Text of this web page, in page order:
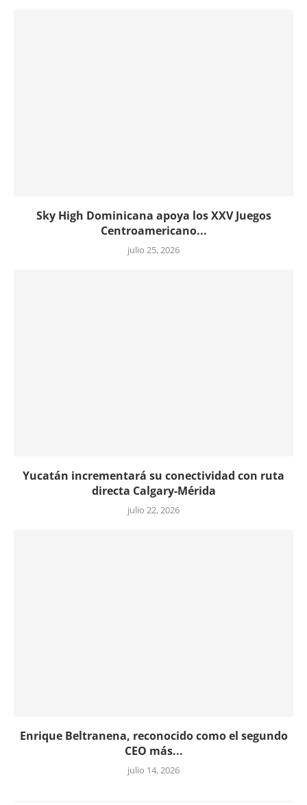
Sky High Dominicana apoya los XXV Juegos
Centroamericano...
julio 25, 2026
Yucatán incrementará su conectividad con ruta
directa Calgary-Mérida
julio 22, 2026
Enrique Beltranena, reconocido como el segundo
CEO más...
julio 14, 2026